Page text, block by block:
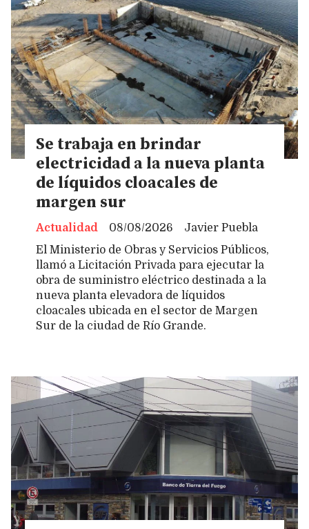
Se trabaja en brindar
electricidad a la nueva planta
de líquidos cloacales de
margen sur
Javier Puebla
Actualidad
08/08/2026
El Ministerio de Obras y Servicios Públicos,
llamó a Licitación Privada para ejecutar la
obra de suministro eléctrico destinada a la
nueva planta elevadora de líquidos
cloacales ubicada en el sector de Margen
Sur de la ciudad de Río Grande.